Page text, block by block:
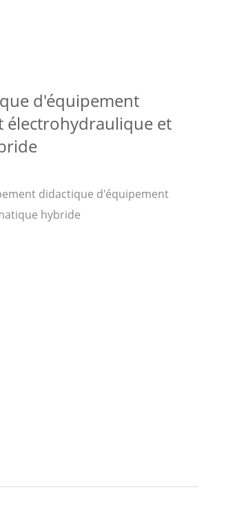
d'équipement
électrohydraulique et
didactique d'équipement
hybride